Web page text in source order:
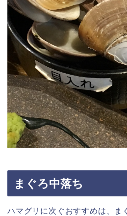
まぐろ中落ち
ハマグリに次ぐおすすめは、ま